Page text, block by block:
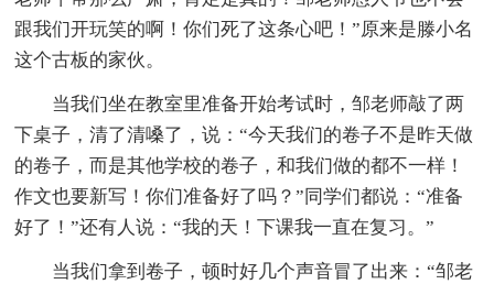
跟我们开玩笑的啊！你们死了这条心吧！”原来是滕小名
这个古板的家伙。
当我们坐在教室里准备开始考试时，邹老师敲了两
下桌子，清了清嗓了，说：“今天我们的卷子不是昨天做
的卷子，而是其他学校的卷子，和我们做的都不一样！
作文也要新写！你们准备好了吗？”同学们都说：“准备
好了！”还有人说：“我的天！下课我一直在复习。”
当我们拿到卷子，顿时好几个声音冒了出来：“邹老